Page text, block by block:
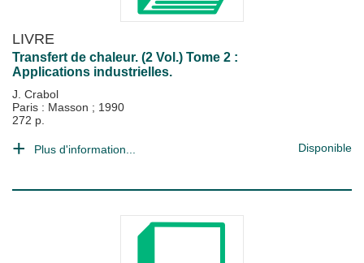
LIVRE
Transfert de chaleur. (2 Vol.) Tome 2 :
Applications industrielles.
J. Crabol
Paris : Masson ; 1990
272 p.
Plus d'information... Disponible